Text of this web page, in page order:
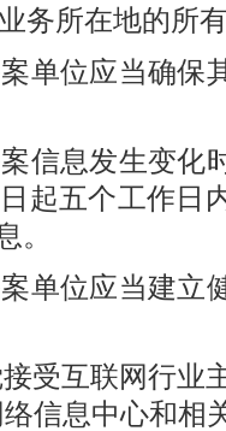
务所在地的所
案单位应当确保
案信息发生变化
起五个工作日
。
案单位应当建立
接受互联网行业
信息中心和相